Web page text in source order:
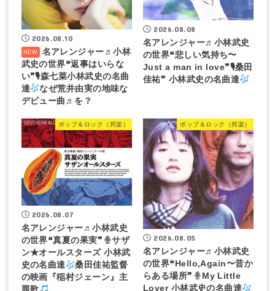
2026.08.10
名アレンジャー♬小林
武史の世界❝返事はいらな
い❞🎙森七菜小林武史の名曲
達
なぜ荒井由実の地味な
デビュー曲♬を？
2026.08.08
名アレンジャー♬ 小林武史
の世界❝悲しい気持ち〜
Just a man in love❞🎙桑田
佳祐❞ 小林武史の名曲達
ポップ＆ロック（邦楽）
2026.08.07
名アレンジャー♬小林武史
の世界❝真夏の果実❞
サザ
ン★オールスターズ 小林武
史の名曲達
桑田佳祐監督
の映画『稲村ジェーン』主
ポップ＆ロック（邦楽）
2026.08.05
名アレンジャー♬ 小林武史
の世界❝Hello,Again〜昔か
らある場所❞
My Little
Lover 小林武史の名曲達